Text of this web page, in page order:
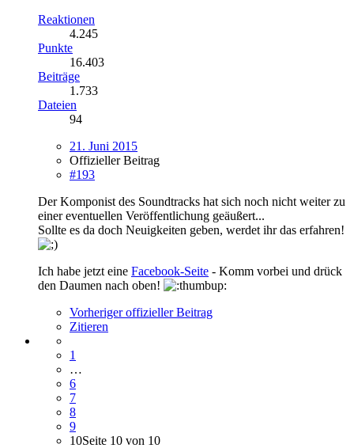
Reaktionen
4.245
Punkte
16.403
Beiträge
1.733
Dateien
94
21. Juni 2015
Offizieller Beitrag
#193
Der Komponist des Soundtracks hat sich noch nicht weiter zu
einer eventuellen Veröffentlichung geäußert...
Sollte es da doch Neuigkeiten geben, werdet ihr das erfahren!
Ich habe jetzt eine Facebook-Seite - Komm vorbei und drück
den Daumen nach oben!
Vorheriger offizieller Beitrag
Zitieren
1
…
6
7
8
9
10Seite 10 von 10